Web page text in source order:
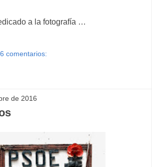
a la fotografía …
6 comentarios:
de 2016